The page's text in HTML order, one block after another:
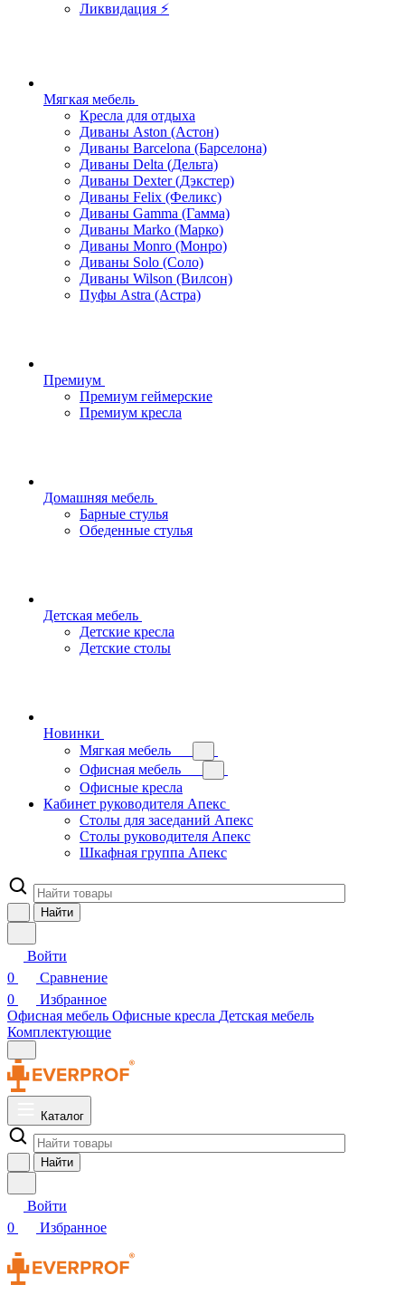
Ликвидация ⚡
Мягкая мебель
Кресла для отдыха
Диваны Aston (Астон)
Диваны Barcelona (Барселона)
Диваны Delta (Дельта)
Диваны Dexter (Дэкстер)
Диваны Felix (Феликс)
Диваны Gamma (Гамма)
Диваны Marko (Марко)
Диваны Monro (Монро)
Диваны Solo (Соло)
Диваны Wilson (Вилсон)
Пуфы Astra (Астра)
Премиум
Премиум геймерские
Премиум кресла
Домашняя мебель
Барные стулья
Обеденные стулья
Детская мебель
Детские кресла
Детские столы
Новинки
Мягкая мебель
Офисная мебель
Офисные кресла
Кабинет руководителя Апекс
Столы для заседаний Апекс
Столы руководителя Апекс
Шкафная группа Апекс
Найти
Войти
0
Сравнение
0
Избранное
Офисная мебель Офисные кресла Детская мебель
Комплектующие
Каталог
Найти
Войти
0
Избранное